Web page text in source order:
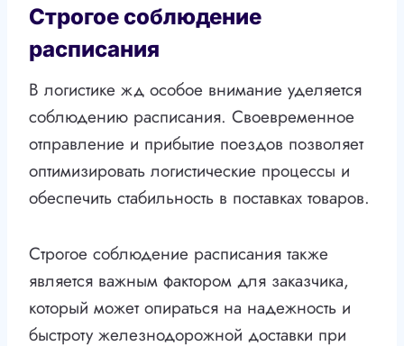
Строгое соблюдение
расписания
В логистике жд особое внимание уделяется
соблюдению расписания. Своевременное
отправление и прибытие поездов позволяет
оптимизировать логистические процессы и
обеспечить стабильность в поставках товаров.
Строгое соблюдение расписания также
является важным фактором для заказчика,
который может опираться на надежность и
быстроту железнодорожной доставки при